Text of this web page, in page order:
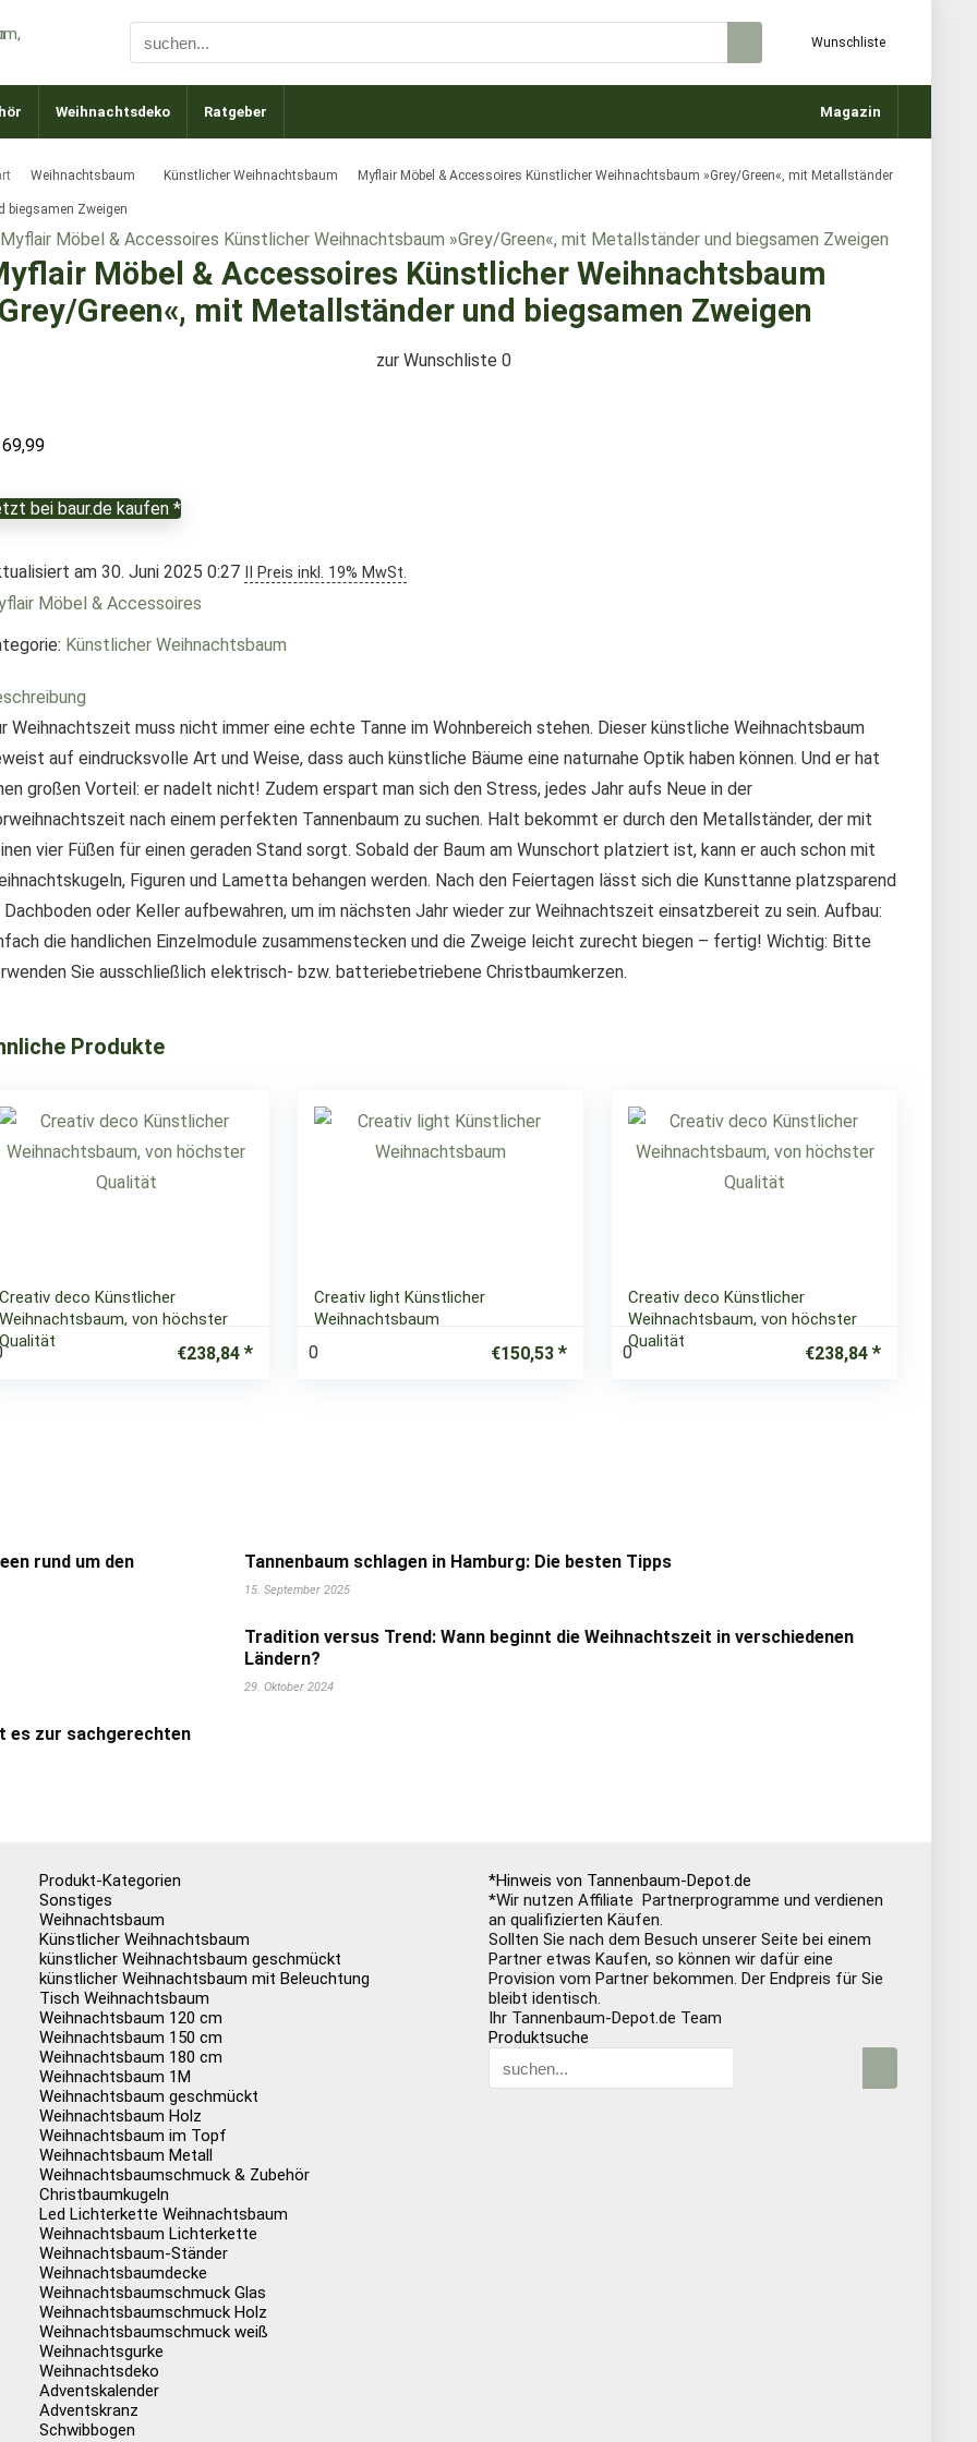
Wunschliste
Weihnachtsdeko Ratgeber Magazin
Weihnachtsbaum Künstlicher Weihnachtsbaum Myflair Möbel & Accessoires Künstlicher Weihnachtsbaum »Grey/Green«, mit Metallständer
biegsamen Zweigen
Möbel & Accessoires Künstlicher Weihnachtsbaum
Green«, mit Metallständer und biegsamen Zweigen
zur Wunschliste 0
bei baur.de kaufen *
am 30. Juni 2025 0:27 II Preis inkl. 19% MwSt.
Möbel & Accessoires
Künstlicher Weihnachtsbaum
Weihnachtszeit muss nicht immer eine echte Tanne im Wohnbereich stehen. Dieser künstliche Weihnachtsbaum
auf eindrucksvolle Art und Weise, dass auch künstliche Bäume eine naturnahe Optik haben können. Und er hat
großen Vorteil: er nadelt nicht! Zudem erspart man sich den Stress, jedes Jahr aufs Neue in der
nach einem perfekten Tannenbaum zu suchen. Halt bekommt er durch den Metallständer, der mit
vier Füßen für einen geraden Stand sorgt. Sobald der Baum am Wunschort platziert ist, kann er auch schon mit
Figuren und Lametta behangen werden. Nach den Feiertagen lässt sich die Kunsttanne platzsparend
Dachboden oder Keller aufbewahren, um im nächsten Jahr wieder zur Weihnachtszeit einsatzbereit zu sein. Aufbau:
die handlichen Einzelmodule zusammenstecken und die Zweige leicht zurecht biegen – fertig! Wichtig: Bitte
Sie ausschließlich elektrisch- bzw. batteriebetriebene Christbaumkerzen.
Produkte
Creativ deco Künstlicher
Weihnachtsbaum, von höchster
Qualität
€238,84
Creativ light Künstlicher
Weihnachtsbaum
0 €150,53
Creativ deco Künstlicher
Weihnachtsbaum, von höchster
Qualität
0 €238,84
rund um den Tannenbaum schlagen in Hamburg: Die besten Tipps
15. September 2025
Tradition versus Trend: Wann beginnt die Weihnachtszeit in verschiedenen
Ländern?
29. Oktober 2024
es zur sachgerechten
Produkt-Kategorien
Sonstiges
Weihnachtsbaum
Künstlicher Weihnachtsbaum
künstlicher Weihnachtsbaum geschmückt
künstlicher Weihnachtsbaum mit Beleuchtung
Tisch Weihnachtsbaum
Weihnachtsbaum 120 cm
Weihnachtsbaum 150 cm
Weihnachtsbaum 180 cm
Weihnachtsbaum 1M
Weihnachtsbaum geschmückt
Weihnachtsbaum Holz
Weihnachtsbaum im Topf
Weihnachtsbaum Metall
Weihnachtsbaumschmuck & Zubehör
Christbaumkugeln
Led Lichterkette Weihnachtsbaum
Weihnachtsbaum Lichterkette
Weihnachtsbaum-Ständer
Weihnachtsbaumdecke
Weihnachtsbaumschmuck Glas
Weihnachtsbaumschmuck Holz
Weihnachtsbaumschmuck weiß
Weihnachtsgurke
Weihnachtsdeko
Adventskalender
Adventskranz
Schwibbogen
*Hinweis von Tannenbaum-Depot.de
*Wir nutzen Affiliate Partnerprogramme und verdienen
an qualifizierten Käufen.
Sollten Sie nach dem Besuch unserer Seite bei einem
Partner etwas Kaufen, so können wir dafür eine
Provision vom Partner bekommen. Der Endpreis für Sie
bleibt identisch.
Ihr Tannenbaum-Depot.de Team
Produktsuche